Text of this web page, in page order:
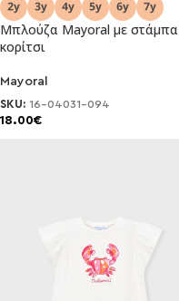
Μπλούζα Mayoral με στάμπα
κορίτσι
Mayoral
SKU: 16-04031-094
18.00€